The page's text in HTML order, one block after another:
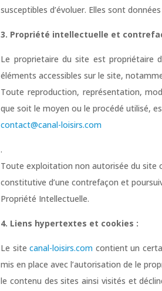
susceptibles d’évoluer. Elles sont
3. Propriété intellectuelle et
Le proprietaire du site est propriétaire
éléments accessibles sur le site,
Toute reproduction, représentation,
que soit le moyen ou le procédé utilisé,
contact@canal-loisirs.com
.
Toute exploitation non autorisée du site
constitutive d’une contrefaçon et
Propriété Intellectuelle.
4. Liens hypertextes et cookies :
Le sitecanal-loisirs.com contient un
mis en place avec l’autorisation de le
le contenu des sites ainsi visités et